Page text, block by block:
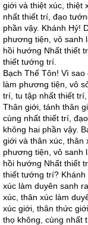
giới và thiệt xúc, thiệt
nhất thiết trí, đạo
phần vậy. Khánh Hỷ!
phương tiện, vô sanh
hồi hướng Nhất thiết
thiết tướng trí.
Bạch Thế Tôn! Vì
làm phương tiện, vô
trí, tu tập nhất thiết
Thân giới, tánh thân
cùng nhất thiết trí,
không hai phần vậy.
giới và thân xúc, thân
phương tiện, vô sanh
hồi hướng Nhất thiết
thiết tướng trí? Khánh
xúc làm duyên sanh
xúc, thân xúc làm
xúc giới, thân thức
thọ không, cùng nhất